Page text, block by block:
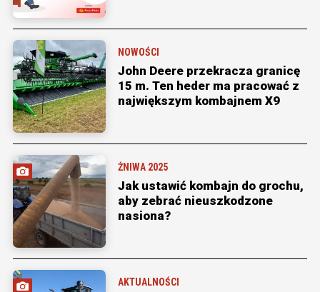
NOWOŚCI
John Deere przekracza granicę
15 m. Ten heder ma pracować z
największym kombajnem X9
ŻNIWA 2025
Jak ustawić kombajn do grochu,
aby zebrać nieuszkodzone
nasiona?
AKTUALNOŚCI